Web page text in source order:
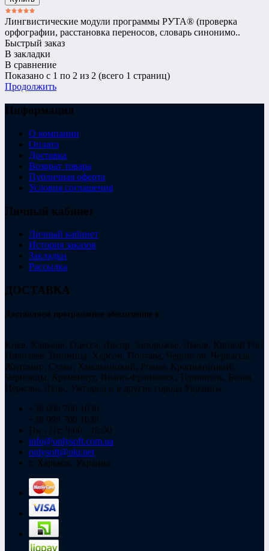
Лингвистические модули программы РУТА® (проверка
орфографии, расстановка переносов, словарь синонимо..
Быстрый заказ
В закладки
В сравнение
Показано с 1 по 2 из 2 (всего 1 страниц)
Продолжить
Информация
О компании
Оплата
Доставка
Возврат товара
Публичная оферта
Условия соглашения
Личный кабинет
Личный кабинет
История заказов
Закладки
Рассылка
ДОСТАВКА
Доставляем программное обеспечение в
Киев, Харьков, Одесса, Днепр, Запорожье, Львов, Кривой Рог,
Николаев, Винница, Херсон, Полтава, Чернигов, Черкассы,
Житомир, Сумы, Хмельницкий, Ровно, Кропивницкий,
Черновцы, Кременчуг, Ивано-Франковск, Тернополь, Белая
Церковь, Луцк, Ужгород и в другие города Украины.
+38 098 700 1030
+38 099 700 1030
Пн - Пт: 9:00 - 18:00
info@onlysoft.com.ua
onlysoft@ukr.net
г. Харьков, Украина